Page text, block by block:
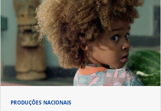
PRODUÇÕES NACIONAIS